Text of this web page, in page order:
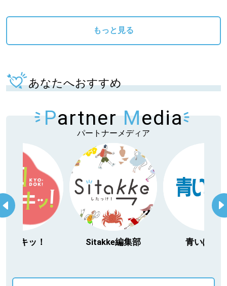
もっと見る
あなたへおすすめ
Partner Media
パートナーメディア
日ドキッ！ Sitakke編集部 青いぽす